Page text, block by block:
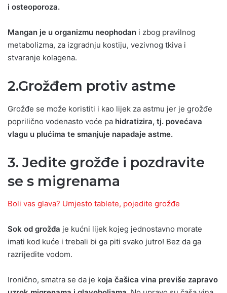
i osteoporoza.
Mangan je u organizmu neophodan i zbog pravilnog
metabolizma, za izgradnju kostiju, vezivnog tkiva i
stvaranje kolagena.
2.Grožđem protiv astme
Grožđe se može koristiti i kao lijek za astmu jer je grožđe
poprilično vodenasto voće pa hidratizira, tj. povećava
vlagu u plućima te smanjuje napadaje astme.
3. Jedite grožđe i pozdravite
se s migrenama
Boli vas glava? Umjesto tablete, pojedite grožđe
Sok od grožđa je kućni lijek kojeg jednostavno morate
imati kod kuće i trebali bi ga piti svako jutro! Bez da ga
razrijedite vodom.
Ironično, smatra se da je koja čašica vina previše zapravo